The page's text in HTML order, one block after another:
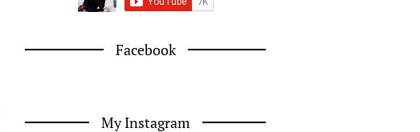
Facebook
My Instagram